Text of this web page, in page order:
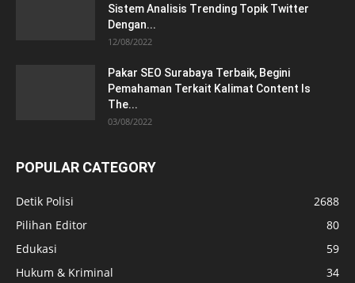
Sistem Analisis Trending Topik Twitter
Dengan...
12/08/2022
Pakar SEO Surabaya Terbaik, Begini
Pemahaman Terkait Kalimat Content Is
The...
03/08/2022
POPULAR CATEGORY
Detik Polisi
2688
Pilihan Editor
80
Edukasi
59
Hukum & Kriminal
34